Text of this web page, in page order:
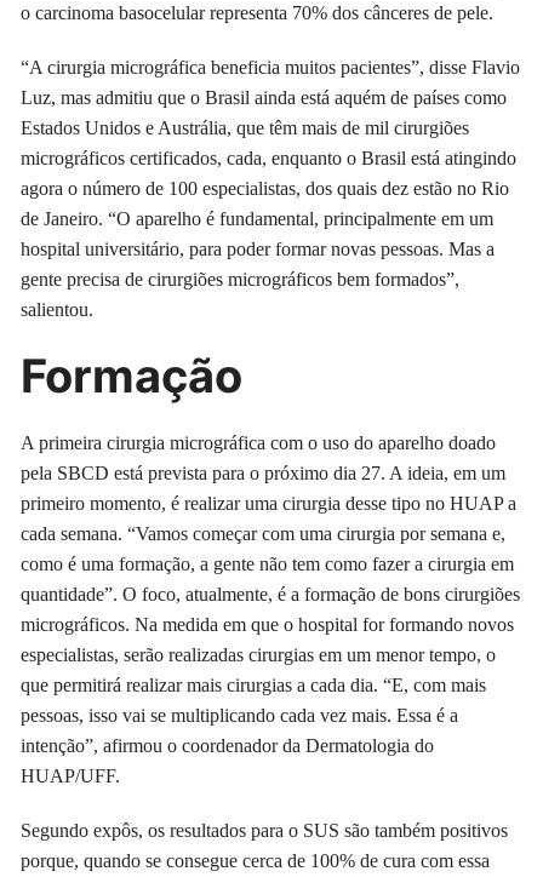
o carcinoma basocelular representa 70% dos cânceres de pele.
“A cirurgia micrográfica beneficia muitos pacientes”, disse Flavio
Luz, mas admitiu que o Brasil ainda está aquém de países como
Estados Unidos e Austrália, que têm mais de mil cirurgiões
micrográficos certificados, cada, enquanto o Brasil está atingindo
agora o número de 100 especialistas, dos quais dez estão no Rio
de Janeiro. “O aparelho é fundamental, principalmente em um
hospital universitário, para poder formar novas pessoas. Mas a
gente precisa de cirurgiões micrográficos bem formados”,
salientou.
Formação
A primeira cirurgia micrográfica com o uso do aparelho doado
pela SBCD está prevista para o próximo dia 27. A ideia, em um
primeiro momento, é realizar uma cirurgia desse tipo no HUAP a
cada semana. “Vamos começar com uma cirurgia por semana e,
como é uma formação, a gente não tem como fazer a cirurgia em
quantidade”. O foco, atualmente, é a formação de bons cirurgiões
micrográficos. Na medida em que o hospital for formando novos
especialistas, serão realizadas cirurgias em um menor tempo, o
que permitirá realizar mais cirurgias a cada dia. “E, com mais
pessoas, isso vai se multiplicando cada vez mais. Essa é a
intenção”, afirmou o coordenador da Dermatologia do
HUAP/UFF.
Segundo expôs, os resultados para o SUS são também positivos
porque, quando se consegue cerca de 100% de cura com essa